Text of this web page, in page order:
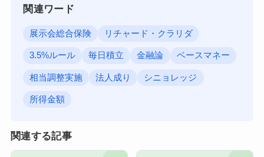
関連ワード
展示会総合保険 リチャード・クラリダ
3.5%ルール 毎日積立 金融論 ベースマネー
相当調整実施 法人成り シニョレッジ
所得金額
関連する記事